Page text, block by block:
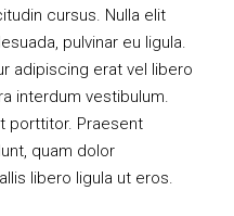
cursus. Nulla elit
pulvinar eu ligula.
adipiscing erat vel libero
interdum vestibulum.
porttitor. Praesent
quam dolor
libero ligula ut eros.